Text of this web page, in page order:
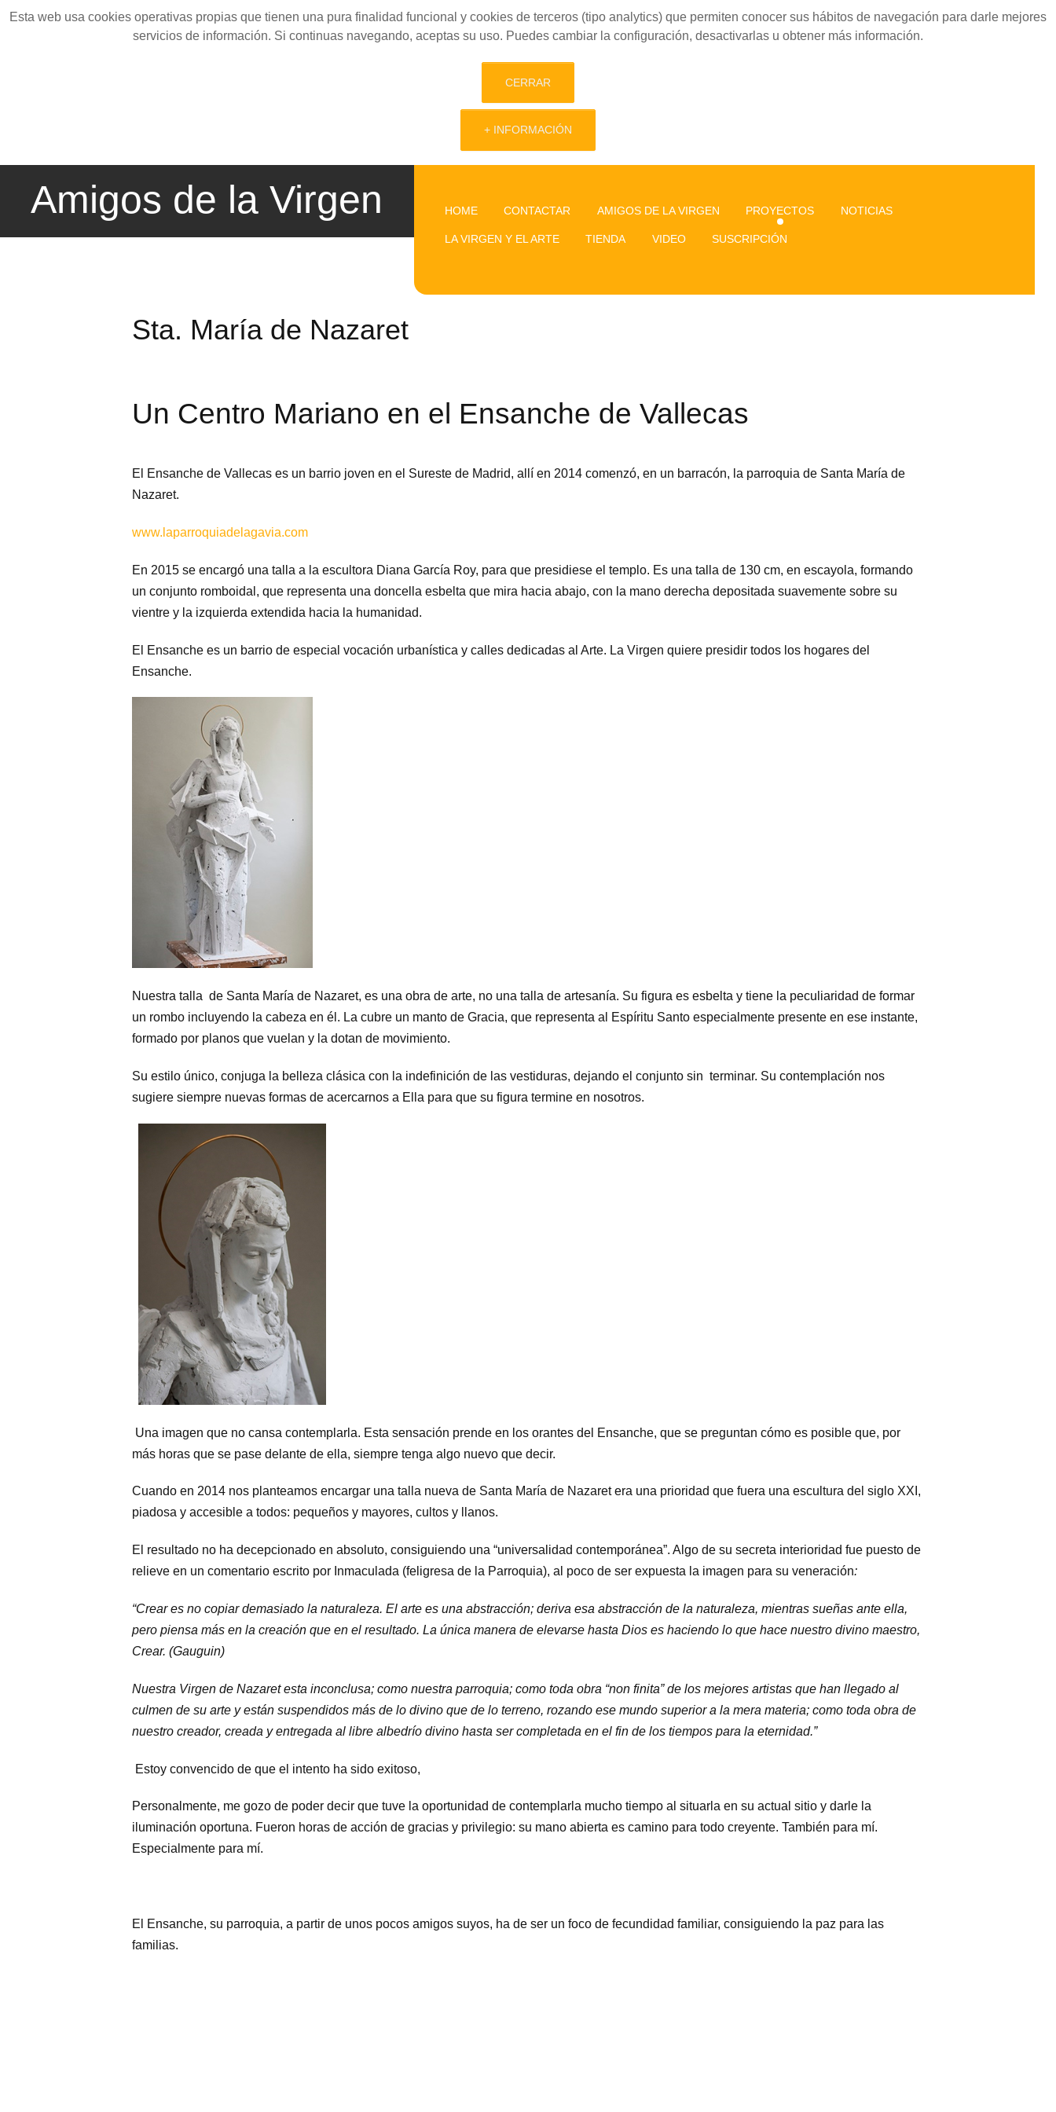
Esta web usa cookies operativas propias que tienen una pura finalidad funcional y cookies de terceros (tipo analytics) que permiten conocer sus hábitos de navegación para darle mejores
servicios de información. Si continuas navegando, aceptas su uso. Puedes cambiar la configuración, desactivarlas u obtener más información.
CERRAR
+ INFORMACIÓN
Amigos de la Virgen HOME CONTACTAR AMIGOS DE LA VIRGEN PROYECTOS NOTICIAS
LA VIRGEN Y EL ARTE TIENDA VIDEO SUSCRIPCIÓN
Sta. María de Nazaret
Un Centro Mariano en el Ensanche de Vallecas
El Ensanche de Vallecas es un barrio joven en el Sureste de Madrid, allí en 2014 comenzó, en un barracón, la parroquia de Santa María de
Nazaret.
www.laparroquiadelagavia.com
En 2015 se encargó una talla a la escultora Diana García Roy, para que presidiese el templo. Es una talla de 130 cm, en escayola, formando
un conjunto romboidal, que representa una doncella esbelta que mira hacia abajo, con la mano derecha depositada suavemente sobre su
vientre y la izquierda extendida hacia la humanidad.
El Ensanche es un barrio de especial vocación urbanística y calles dedicadas al Arte. La Virgen quiere presidir todos los hogares del
Ensanche.
Nuestra talla de Santa María de Nazaret, es una obra de arte, no una talla de artesanía. Su figura es esbelta y tiene la peculiaridad de formar
un rombo incluyendo la cabeza en él. La cubre un manto de Gracia, que representa al Espíritu Santo especialmente presente en ese instante,
formado por planos que vuelan y la dotan de movimiento.
Su estilo único, conjuga la belleza clásica con la indefinición de las vestiduras, dejando el conjunto sin terminar. Su contemplación nos
sugiere siempre nuevas formas de acercarnos a Ella para que su figura termine en nosotros.
Una imagen que no cansa contemplarla. Esta sensación prende en los orantes del Ensanche, que se preguntan cómo es posible que, por
más horas que se pase delante de ella, siempre tenga algo nuevo que decir.
Cuando en 2014 nos planteamos encargar una talla nueva de Santa María de Nazaret era una prioridad que fuera una escultura del siglo XXI,
piadosa y accesible a todos: pequeños y mayores, cultos y llanos.
El resultado no ha decepcionado en absoluto, consiguiendo una “universalidad contemporánea”. Algo de su secreta interioridad fue puesto de
relieve en un comentario escrito por Inmaculada (feligresa de la Parroquia), al poco de ser expuesta la imagen para su veneración:
“Crear es no copiar demasiado la naturaleza. El arte es una abstracción; deriva esa abstracción de la naturaleza, mientras sueñas ante ella,
pero piensa más en la creación que en el resultado. La única manera de elevarse hasta Dios es haciendo lo que hace nuestro divino maestro,
Crear. (Gauguin)
Nuestra Virgen de Nazaret esta inconclusa; como nuestra parroquia; como toda obra “non finita” de los mejores artistas que han llegado al
culmen de su arte y están suspendidos más de lo divino que de lo terreno, rozando ese mundo superior a la mera materia; como toda obra de
nuestro creador, creada y entregada al libre albedrío divino hasta ser completada en el fin de los tiempos para la eternidad.”
Estoy convencido de que el intento ha sido exitoso,
Personalmente, me gozo de poder decir que tuve la oportunidad de contemplarla mucho tiempo al situarla en su actual sitio y darle la
iluminación oportuna. Fueron horas de acción de gracias y privilegio: su mano abierta es camino para todo creyente. También para mí.
Especialmente para mí.
El Ensanche, su parroquia, a partir de unos pocos amigos suyos, ha de ser un foco de fecundidad familiar, consiguiendo la paz para las
familias.